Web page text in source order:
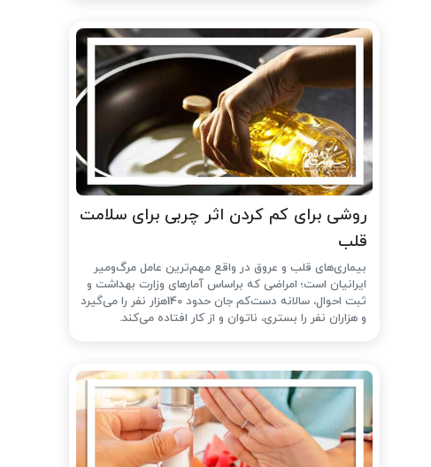
روشی برای کم کردن اثر چربی برای سلامت
قلب
بیماری‌های قلب و عروق در واقع مهم‌ترین عامل مرگ‌ومیر
ایرانیان است؛ امراضی که براساس آمارهای وزارت بهداشت و
ثبت احوال، سالانه دست‌کم جان حدود 140هزار نفر را می‌گیرد
و هزاران نفر را بستری، ناتوان و از کار افتاده می‌کند.